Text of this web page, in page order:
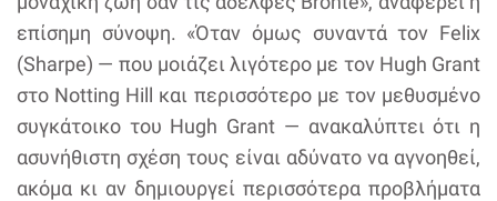
επίσημη σύνοψη. «Όταν όμως συναντά τον Felix
(Sharpe) — που μοιάζει λιγότερο με τον Hugh Grant
στο Notting Hill και περισσότερο με τον μεθυσμένο
συγκάτοικο του Hugh Grant — ανακαλύπτει ότι η
ασυνήθιστη σχέση τους είναι αδύνατο να αγνοηθεί,
ακόμα κι αν δημιουργεί περισσότερα προβλήματα